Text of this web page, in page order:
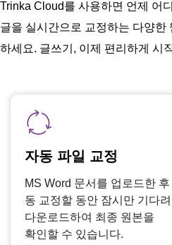
Trinka Cloud를 사용하면 언제 어
글을 실시간으로 교정하는 다양한
하세요. 글쓰기, 이제 편리하게 시
자동 파일 교정
MS Word 문서를 업로드한
동 교정할 동안 잠시만 기다
다운로드하여 최종 원본을
확인할 수 있습니다.